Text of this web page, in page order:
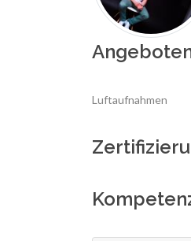
Luftaufnahmen